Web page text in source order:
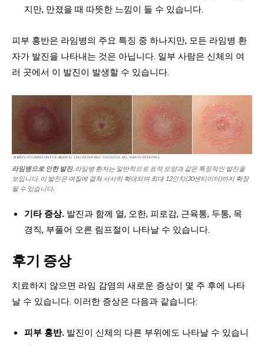
지만, 만졌을 때 따뜻한 느낌이 들 수 있습니다.
피부 홍반은 라임병의 주요 특징 중 하나지만, 모든 라임병 환
자가 발진을 나타내는 것은 아닙니다. 일부 사람은 신체의 여
러 곳에서 이 발진이 발생할 수 있습니다.
라임병으로 인한 발진. 라임병 환자는 일반적으로 표적 모양과 같은 특징적인 발진을
보입니다. 이 발진은 며칠에 걸쳐 서서히 확대되며 최대 12인치(30센티미터)까지 확장
될 수 있습니다.
기타 증상. 발진과 함께 열, 오한, 피로감, 근육통, 두통, 목
경직, 부풀어 오른 림프절이 나타날 수 있습니다.
후기 증상
치료하지 않으면 라임 감염의 새로운 증상이 몇 주 후에 나타
날 수 있습니다. 이러한 증상은 다음과 같습니다:
피부 홍반. 발진이 신체의 다른 부위에도 나타날 수 있습니